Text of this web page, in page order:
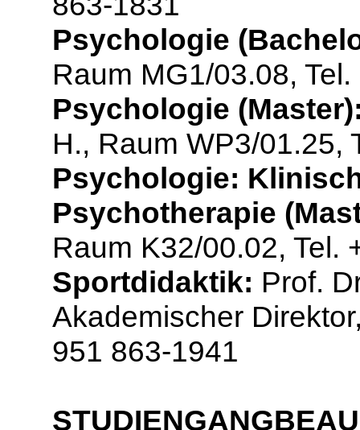
Psychologie
Raum MG1/03.08,
Psychologie
H., Raum WP3/01.25,
Psychologie:
Psychotherapie
Raum K32/00.02, Tel.
Sportdidaktik: Prof.
Akademischer
951 863-1941